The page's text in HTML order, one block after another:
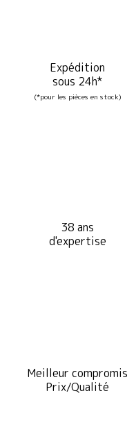
Expédition
sous 24h*
(*pour les pièces en stock)
38 ans
d'expertise
Meilleur compromis
Prix/Qualité